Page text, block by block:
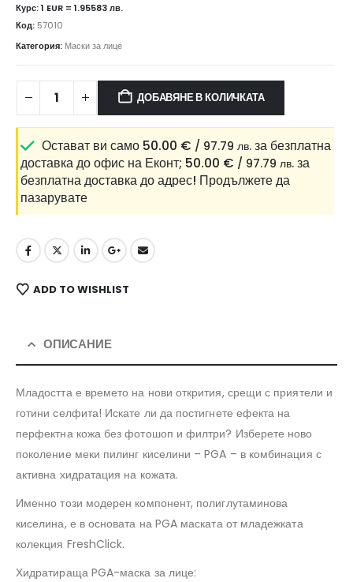
Курс: 1 EUR = 1.95583 лв.
Код: 57010
Категория: Маски за лице
ДОБАВЯНЕ В КОЛИЧКАТА
Остават ви само 50.00 € / 97.79 лв. за безплатна
доставка до офис на Еконт; 50.00 € / 97.79 лв. за
безплатна доставка до адрес! Продължете да
пазарувате
ADD TO WISHLIST
ОПИСАНИЕ
Младостта е времето на нови открития, срещи с приятели и
готини селфита! Искате ли да постигнете ефекта на
перфектна кожа без фотошоп и филтри? Изберете ново
поколение меки пилинг киселини – PGA – в комбинация с
активна хидратация на кожата.
Именно този модерен компонент, полиглутаминова
киселина, е в основата на PGA маската от младежката
колекция FreshClick.
Хидратираща PGA-маска за лице: